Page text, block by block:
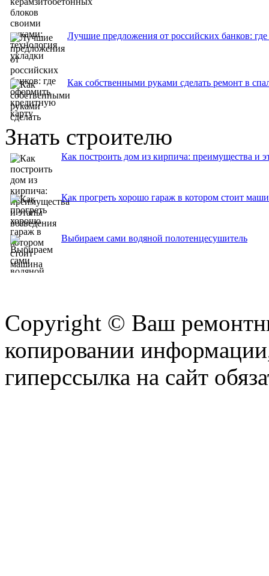
Лучшие предложения от российских банков:
Как собственными руками сделать ремонт в
Знать строителю
Как построить дом из кирпича: преимущества и
Как прогреть хорошо гараж в котором стоит
Выбираем сами водяной полотенцесушитель
Copyright © Ваш
копировании
гиперссылка на сайт